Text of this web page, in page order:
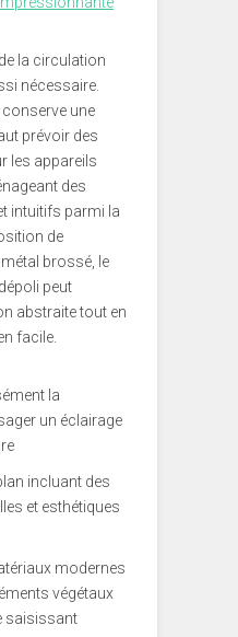
la circulation
nécessaire.
une
prévoir des
les appareils
des
intuitifs parmi la
de
brossé, le
peut
abstraite tout en
facile.
la
un éclairage
incluant des
et esthétiques
modernes
végétaux
saisissant